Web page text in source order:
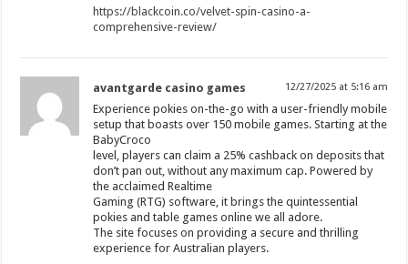
https://blackcoin.co/velvet-spin-casino-a-
comprehensive-review/
avantgarde casino games 12/27/2025 at 5:16 am
Experience pokies on-the-go with a user-friendly mobile
setup that boasts over 150 mobile games. Starting at the
BabyCroco
level, players can claim a 25% cashback on deposits that
don’t pan out, without any maximum cap. Powered by
the acclaimed Realtime
Gaming (RTG) software, it brings the quintessential
pokies and table games online we all adore.
The site focuses on providing a secure and thrilling
experience for Australian players.